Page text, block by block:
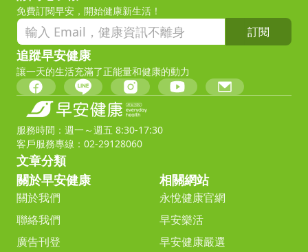
免費訂閱早安，開始健康新生活！
訂閱
追蹤早安健康
讓一天的生活充滿了正能量和健康的動力
服務時間：週一～週五 8:30-17:30
客戶服務專線：02-29128060
文章分類
關於早安健康
關於我們
聯絡我們
廣告刊登
相關網站
永悅健康官網
早安樂活
早安健康嚴選